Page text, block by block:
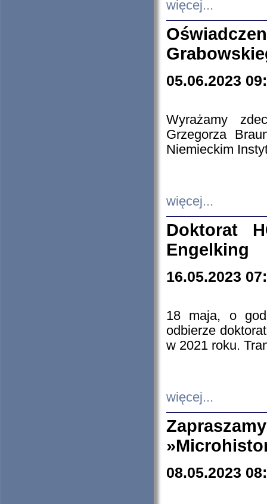
więcej...
05.06.2023
Wyrażamy
Grzegorza
Niemieckim
więcej...
Doktorat
Engelking
16.05.2023
18 maja, o
odbierze
w 2021 roku.
więcej...
08.05.2023